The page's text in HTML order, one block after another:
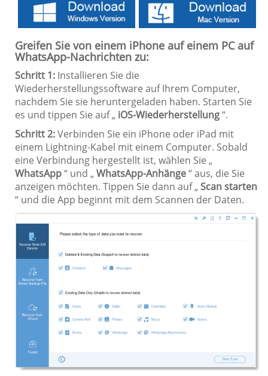
Greifen Sie von einem iPhone auf einem PC auf
WhatsApp-Nachrichten zu:
Schritt 1: Installieren Sie die
Wiederherstellungssoftware auf Ihrem Computer,
nachdem Sie sie heruntergeladen haben. Starten Sie
es und tippen Sie auf „ iOS-Wiederherstellung“.
Schritt 2:Verbinden Sie ein iPhone oder iPad mit
einem Lightning-Kabel mit einem Computer. Sobald
eine Verbindung hergestellt ist, wählen Sie „
WhatsApp“ und „WhatsApp-Anhänge“ aus, die Sie
anzeigen möchten. Tippen Sie dann auf „Scan starten
“ und die App beginnt mit dem Scannen der Daten.